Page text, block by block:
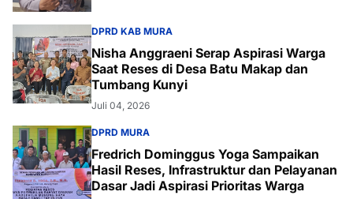
DPRD KAB MURA
Nisha Anggraeni Serap Aspirasi Warga
Saat Reses di Desa Batu Makap dan
Tumbang Kunyi
Juli 04, 2026
DPRD MURA
Fredrich Dominggus Yoga Sampaikan
Hasil Reses, Infrastruktur dan Pelayanan
Dasar Jadi Aspirasi Prioritas Warga